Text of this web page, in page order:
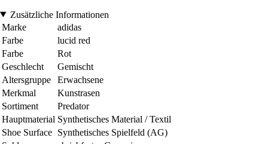
Zusätzliche Informationen
Marke
adidas
Farbe
lucid red
Farbe
Rot
Geschlecht
Gemischt
Altersgruppe
Erwachsene
Merkmal
Kunstrasen
Sortiment
Predator
Hauptmaterial Synthetisches Material / Textil
Shoe Surface Synthetisches Spielfeld (AG)